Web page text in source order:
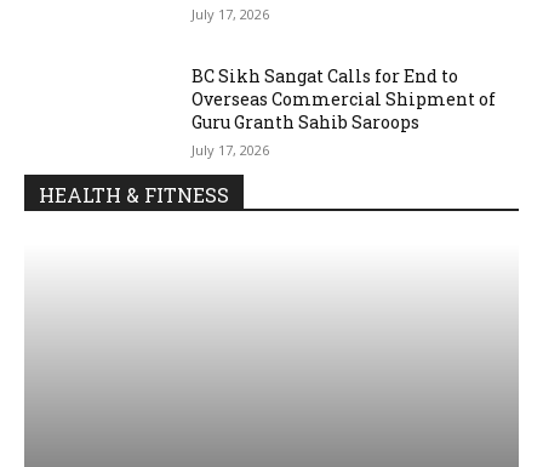
July 17, 2026
BC Sikh Sangat Calls for End to
Overseas Commercial Shipment of
Guru Granth Sahib Saroops
July 17, 2026
HEALTH & FITNESS